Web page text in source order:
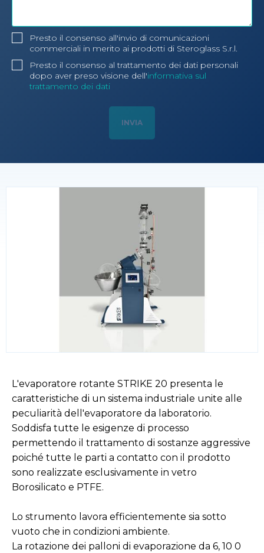
Presto il consenso all'invio di comunicazioni
commerciali in merito ai prodotti di Steroglass S.r.l.
Presto il consenso al trattamento dei dati personali
dopo aver preso visione dell'informativa sul
trattamento dei dati
L'evaporatore rotante STRIKE 20 presenta le
caratteristiche di un sistema industriale unite alle
peculiarità dell'evaporatore da laboratorio.
Soddisfa tutte le esigenze di processo
permettendo il trattamento di sostanze aggressive
poiché tutte le parti a contatto con il prodotto
sono realizzate esclusivamente in vetro
Borosilicato e PTFE.
Lo strumento lavora efficientemente sia sotto
vuoto che in condizioni ambiente.
La rotazione dei palloni di evaporazione da 6, 10 0